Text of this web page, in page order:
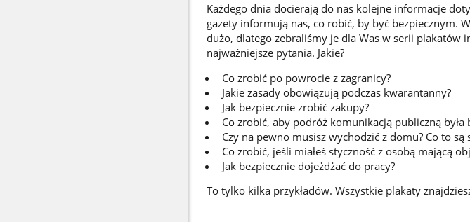
Każdego dnia docierają do nas kolejne informacje
gazety informują nas, co robić, by być bezpiecznym.
dużo, dlatego zebraliśmy je dla Was w serii plakatów
najważniejsze pytania. Jakie?
Co zrobić po powrocie z zagranicy?
Jakie zasady obowiązują podczas kwarantanny?
Jak bezpiecznie zrobić zakupy?
Co zrobić, aby podróż komunikacją publiczną była
Czy na pewno musisz wychodzić z domu? Co to
Co zrobić, jeśli miałeś styczność z osobą mającą
Jak bezpiecznie dojeżdżać do pracy?
To tylko kilka przykładów. Wszystkie plakaty